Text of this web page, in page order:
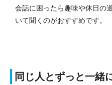
会話に困ったら趣味や休日の
いて聞くのがおすすめです。
同じ人とずっと一緒